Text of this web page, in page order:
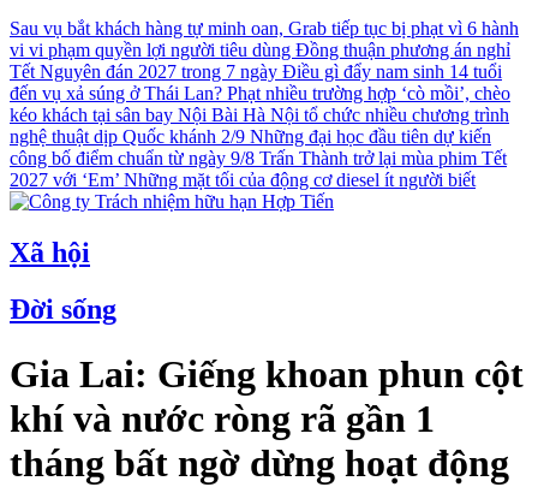
Sau vụ bắt khách hàng tự minh oan, Grab tiếp tục bị phạt vì 6 hành
vi vi phạm quyền lợi người tiêu dùng Đồng thuận phương án nghỉ
Tết Nguyên đán 2027 trong 7 ngày Điều gì đẩy nam sinh 14 tuổi
đến vụ xả súng ở Thái Lan? Phạt nhiều trường hợp ‘cò mồi’, chèo
kéo khách tại sân bay Nội Bài Hà Nội tổ chức nhiều chương trình
nghệ thuật dịp Quốc khánh 2/9 Những đại học đầu tiên dự kiến
công bố điểm chuẩn từ ngày 9/8 Trấn Thành trở lại mùa phim Tết
2027 với ‘Em’ Những mặt tối của động cơ diesel ít người biết
Xã hội
Đời sống
Gia Lai: Giếng khoan phun cột
khí và nước ròng rã gần 1
tháng bất ngờ dừng hoạt động